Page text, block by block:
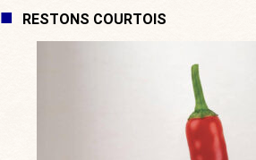
RESTONS COURTOIS